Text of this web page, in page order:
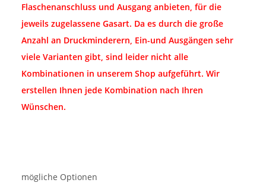
Flaschenanschluss und Ausgang anbieten, für die
jeweils zugelassene Gasart. Da es durch die große
Anzahl an Druckminderern, Ein-und Ausgängen sehr
viele Varianten gibt, sind leider nicht alle
Kombinationen in unserem Shop aufgeführt. Wir
erstellen Ihnen jede Kombination nach Ihren
Wünschen.
mögliche Optionen